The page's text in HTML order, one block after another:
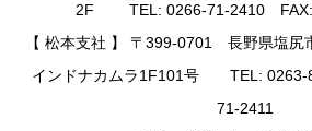
2F TEL: 0266-71-2410 FAX:
【 松本支社 】 〒399-0701 長野県塩尻
インドナカムラ1F101号 TEL: 0263-
71-2411